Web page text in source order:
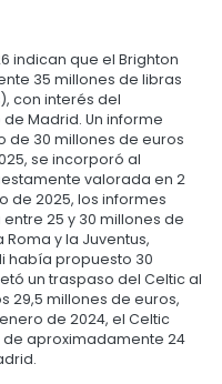
indican que el Brighton
35 millones de libras
con interés del
Madrid. Un informe
de 30 millones de euros
se incorporó al
valorada en 2
de 2025, los informes
25 y 30 millones de
y la Juventus,
había propuesto 30
un traspaso del Celtic al
29,5 millones de euros,
de 2024, el Celtic
aproximadamente 24